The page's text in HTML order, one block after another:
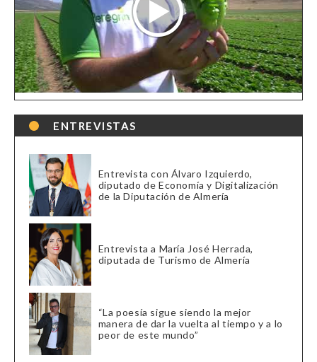
ENTREVISTAS
Entrevista con Álvaro Izquierdo,
diputado de Economía y Digitalización
de la Diputación de Almería
Entrevista a María José Herrada,
diputada de Turismo de Almería
“La poesía sigue siendo la mejor
manera de dar la vuelta al tiempo y a lo
peor de este mundo”